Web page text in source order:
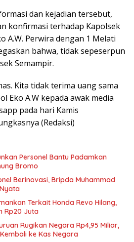
dan kejadian tersebut,
konfirmasi terhadap Kapolsek
A.W. Perwira dengan 1 Melati
bahwa, tidak sepeserpun
Semampir.
Kita tidak terima uang sama
Eko A.W kepada awak media
pada hari Kamis
(Redaksi)
Personel Bantu Padamkan
Bromo
Berinovasi, Bripda Muhammad
Terkait Honda Revo Hilang,
Rp20 Juta
Rugikan Negara Rp4,95 Miliar,
ke Kas Negara